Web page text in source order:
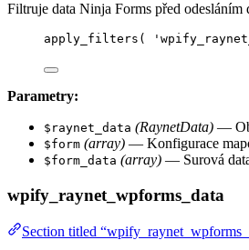
Filtruje data Ninja Forms před odesláním
apply_filters ( '
Parametry:
$raynet_data (RaynetData) —
$form (array) — Konfigurace
$form_data (array) — Surová
wpify_raynet_wpforms_data
Section titled